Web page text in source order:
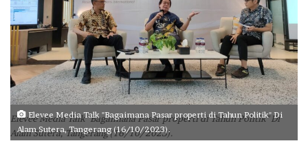
i
l
Elevee Media Talk "Bagaimana Pasar properti di Tahun Politik" Di
Alam Sutera, Tangerang (16/10/2023).
Elevee Media Talk "Bagaimana Pasar properti di Tahun Politik" Di
Alam Sutera, Tangerang (16/10/2023).